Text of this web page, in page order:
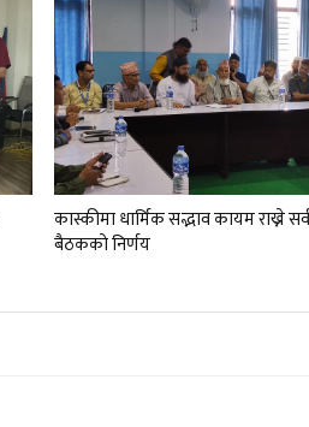
कास्कीमा धार्मिक सद्भाव कायम राख्ने
बैठककाे निर्णय